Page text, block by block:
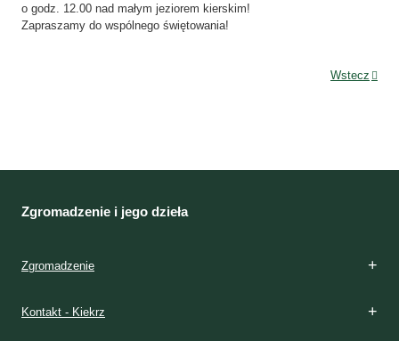
o godz. 12.00 nad małym jeziorem kierskim!
Zapraszamy do wspólnego świętowania!
Wstecz
Zgromadzenie i jego dzieła
Zgromadzenie
Kontakt - Kiekrz